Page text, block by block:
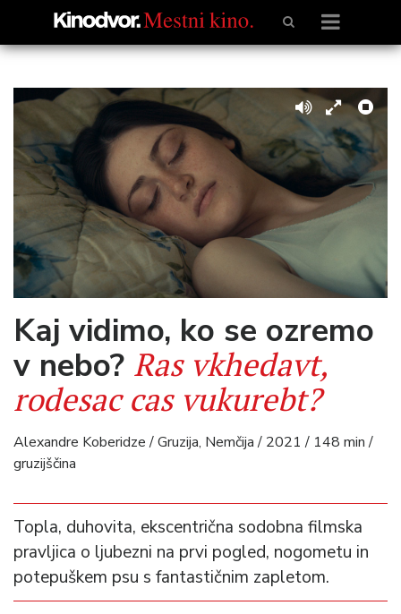
Kaj vidimo, ko se ozremo
v nebo? Ras vkhedavt,
rodesac cas vukurebt?
Alexandre Koberidze / Gruzija, Nemčija / 2021 / 148 min /
gruzijščina
Topla, duhovita, ekscentrična sodobna filmska
pravljica o ljubezni na prvi pogled, nogometu in
potepuškem psu s fantastičnim zapletom.